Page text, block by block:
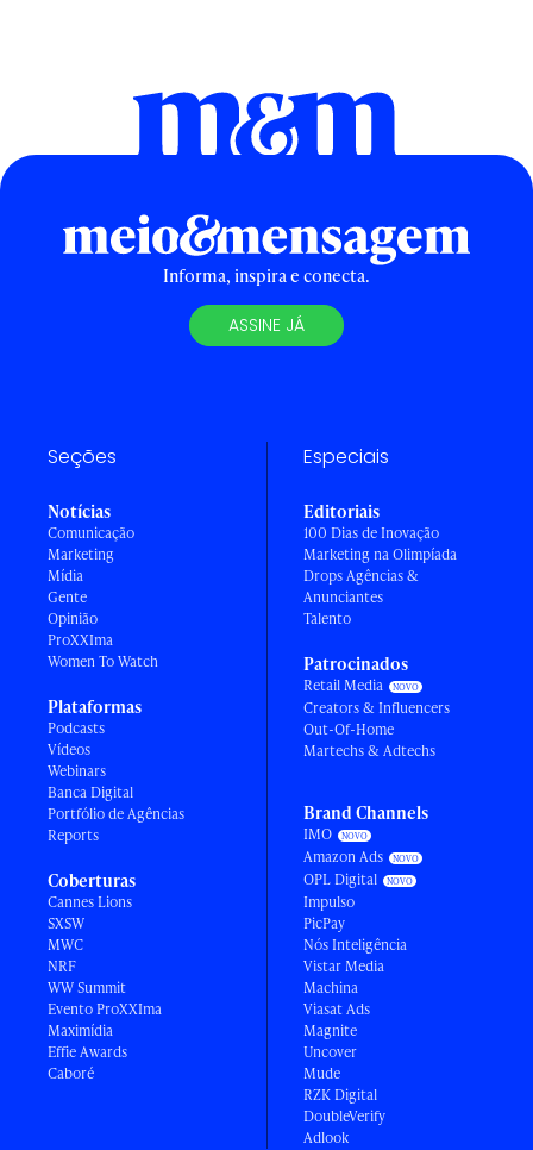
Informa, inspira e conecta.
ASSINE JÁ
Seções
Notícias
Comunicação
Marketing
Mídia
Gente
Opinião
ProXXIma
Women To Watch
Plataformas
Podcasts
Vídeos
Webinars
Banca Digital
Portfólio de Agências
Reports
Coberturas
Cannes Lions
SXSW
MWC
NRF
WW Summit
Evento ProXXIma
Maximídia
Effie Awards
Caboré
Especiais
Editoriais
100 Dias de Inovação
Marketing na Olimpíada
Drops Agências &
Anunciantes
Talento
Patrocinados
Retail Media
Creators & Influencers
Out-Of-Home
Martechs & Adtechs
Brand Channels
IMO
Amazon Ads
OPL Digital
Impulso
PicPay
Nós Inteligência
Vistar Media
Machina
Viasat Ads
Magnite
Uncover
Mude
RZK Digital
DoubleVerify
Adlook